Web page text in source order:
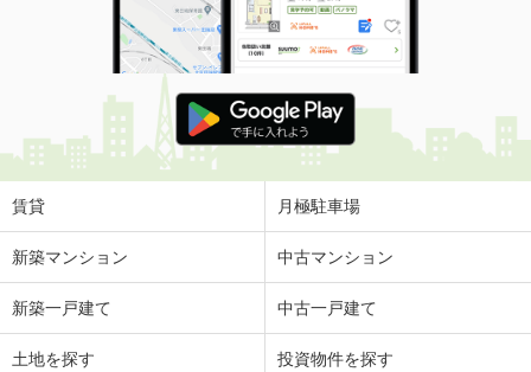
賃貸 月極駐車場
新築マンション 中古マンション
新築一戸建て 中古一戸建て
土地を探す 投資物件を探す